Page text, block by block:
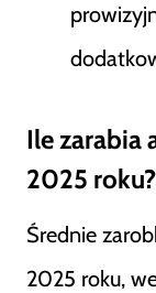
Ile zarabia
2025 roku?
Średnie
2025 roku,